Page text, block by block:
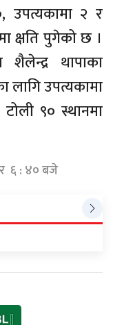
उपत्यकामा २ र
क्षति पुगेको छ ।
शैलेन्द्र थापाका
लागि उपत्यकामा
९० स्थानमा
६ : ४० बजे